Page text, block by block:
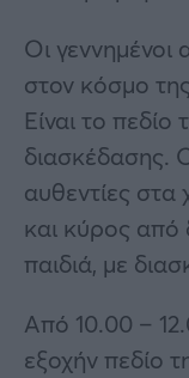
Οι
στον κόσμο
Είναι το πεδίο
διασκέδασης.
αυθεντίες
και κύρος από
παιδιά, με
Από 10.00 –
εξοχήν πεδίο